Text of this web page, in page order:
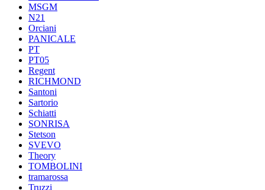
MSGM
N21
Orciani
PANICALE
PT
PT05
Regent
RICHMOND
Santoni
Sartorio
Schiatti
SONRISA
Stetson
SVEVO
Theory
TOMBOLINI
tramarossa
Truzzi